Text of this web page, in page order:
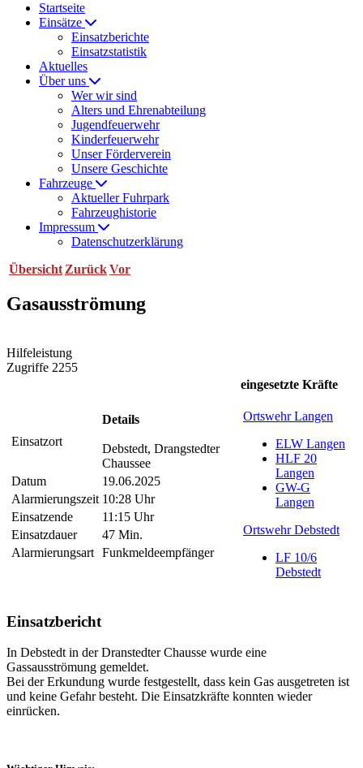
Startseite
Einsätze
Einsatzberichte
Einsatzstatistik
Aktuelles
Über uns
Wer wir sind
Alters und Ehrenabteilung
Jugendfeuerwehr
Kinderfeuerwehr
Unser Förderverein
Unsere Geschichte
Fahrzeuge
Aktueller Fuhrpark
Fahrzeughistorie
Impressum
Datenschutzerklärung
Übersicht ZurückVor
Gasausströmung
Hilfeleistung
Zugriffe 2255
Einsatzort
Details
Debstedt, Drangstedter
Chaussee
Datum
19.06.2025
Alarmierungszeit 10:28 Uhr
Einsatzende
11:15 Uhr
Einsatzdauer
47 Min.
Alarmierungsart Funkmeldeempfänger
eingesetzte Kräfte
Ortswehr Langen
ELW Langen
HLF 20
Langen
GW-G
Langen
Ortswehr Debstedt
LF 10/6
Debstedt
Einsatzbericht
In Debstedt in der Dranstedter Chausse wurde eine
Gassausströmung gemeldet.
Bei der Erkundung wurde festgestellt, dass kein Gas ausgetreten ist
und keine Gefahr besteht. Die Einsatzkräfte konnten wieder
einrücken.